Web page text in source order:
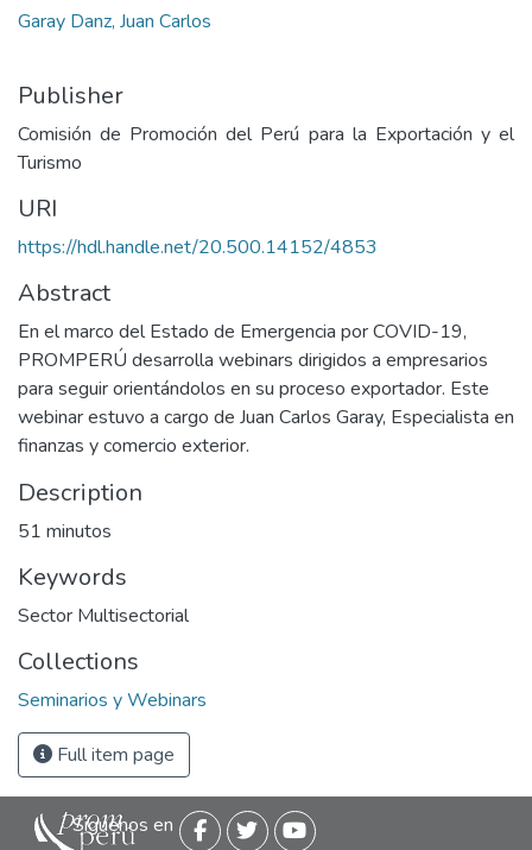
Garay Danz, Juan Carlos
Publisher
Comisión de Promoción del Perú para la Exportación y el
Turismo
URI
https://hdl.handle.net/20.500.14152/4853
Abstract
En el marco del Estado de Emergencia por COVID-19,
PROMPERÚ desarrolla webinars dirigidos a empresarios
para seguir orientándolos en su proceso exportador. Este
webinar estuvo a cargo de Juan Carlos Garay, Especialista en
finanzas y comercio exterior.
Description
51 minutos
Keywords
Sector Multisectorial
Collections
Seminarios y Webinars
Full item page
Siguenos en